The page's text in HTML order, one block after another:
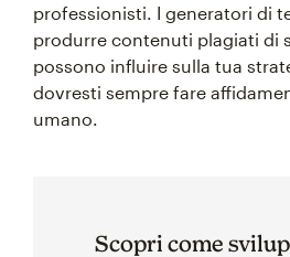
professionisti. I generatori di
produrre contenuti plagiati di
possono influire sulla tua
dovresti sempre fare
umano.
Scopri come